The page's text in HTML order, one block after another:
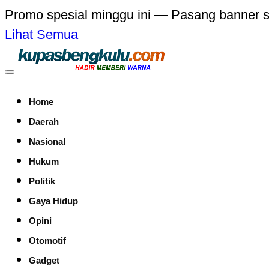
Promo spesial minggu ini — Pasang banner
Lihat Semua
Home
Daerah
Nasional
Hukum
Politik
Gaya Hidup
Opini
Otomotif
Gadget